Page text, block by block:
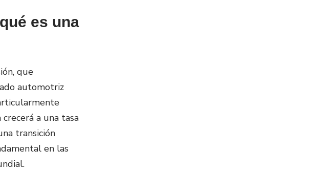
es una
que
automotriz
a una tasa
transición
en las